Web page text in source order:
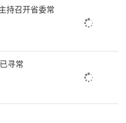
持召开省委常
寻常